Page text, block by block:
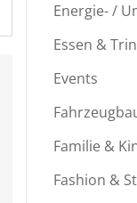
Energie- /
Essen &
Events
Familie &
Fashion &